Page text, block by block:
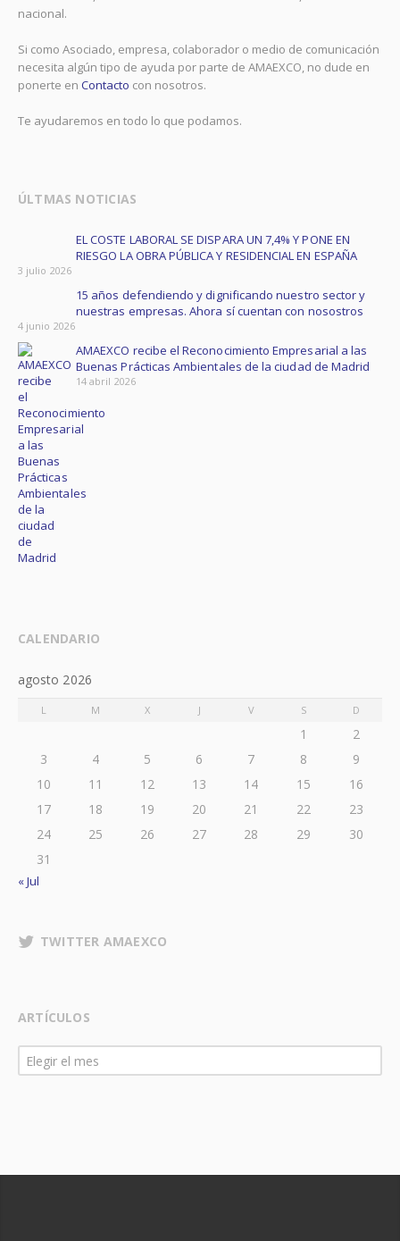
nacional.
Si como Asociado, empresa, colaborador o medio de comunicación
necesita algún tipo de ayuda por parte de AMAEXCO, no dude en
ponerte en Contacto con nosotros.
Te ayudaremos en todo lo que podamos.
ÚLTMAS NOTICIAS
EL COSTE LABORAL SE DISPARA UN 7,4% Y PONE EN
RIESGO LA OBRA PÚBLICA Y RESIDENCIAL EN ESPAÑA ​
3 julio 2026
15 años defendiendo y dignificando nuestro sector y
nuestras empresas. Ahora sí cuentan con nosostros
4 junio 2026
AMAEXCO recibe el Reconocimiento Empresarial a las
Buenas Prácticas Ambientales de la ciudad de Madrid
14 abril 2026
CALENDARIO
agosto 2026
L M X J V S D
1
2
3
4 5 6 7 8
9
10
11 12 13 14 15
16
17
18 19 20 21 22
23
24
25 26 27 28 29
30
31
« Jul
TWITTER AMAEXCO
ARTÍCULOS
Artículos
Elegir el mes